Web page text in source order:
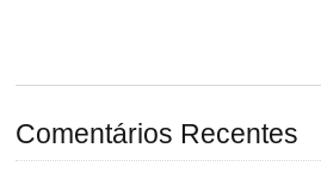
Comentários Recentes